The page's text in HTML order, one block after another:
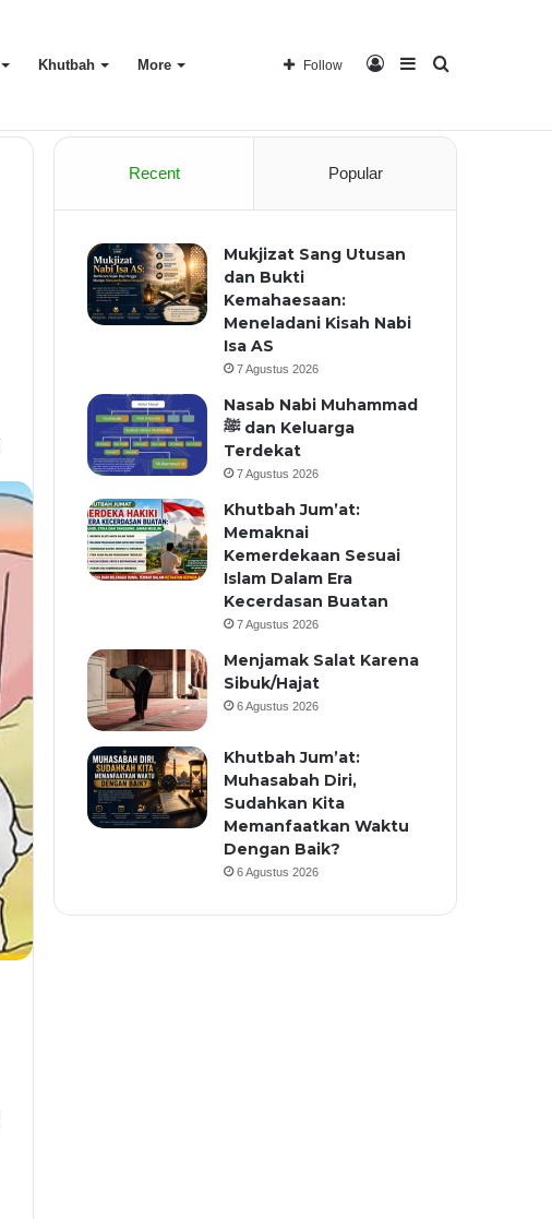
Khutbah More Sidebar
Log
Follow
Recent Popular
Mukjizat Sang Utusan
dan Bukti
Kemahaesaan:
Meneladani Kisah Nabi
Isa AS
7 Agustus 2026
Nasab Nabi Muhammad
ﷺ dan Keluarga
Terdekat
7 Agustus 2026
Khutbah Jum’at:
Memaknai
Kemerdekaan Sesuai
Islam Dalam Era
Kecerdasan Buatan
7 Agustus 2026
Menjamak Salat Karena
Sibuk/Hajat
6 Agustus 2026
Khutbah Jum’at:
Muhasabah Diri,
Sudahkan Kita
Memanfaatkan Waktu
Dengan Baik?
6 Agustus 2026